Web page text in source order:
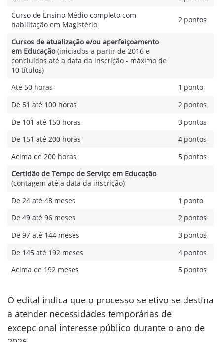
Curso de Ensino Médio completo com
habilitação em Magistério
2 pontos
Cursos de atualização e/ou aperfeiçoamento
em Educação(iniciados a partir de 2016 e
concluídos até a data da inscrição - máximo de
10 títulos)
Até 50 horas
1 ponto
De 51 até 100 horas
2 pontos
De 101 até 150 horas
3 pontos
De 151 até 200 horas
4 pontos
Acima de 200 horas
5 pontos
Certidão de Tempo de Serviço em Educação
(contagem até a data da inscrição)
De 24 até 48 meses
1 ponto
De 49 até 96 meses
2 pontos
De 97 até 144 meses
3 pontos
De 145 até 192 meses
4 pontos
Acima de 192 meses
5 pontos
O edital indica que o processo seletivo se destina
a atender necessidades temporárias de
excepcional interesse público durante o ano de